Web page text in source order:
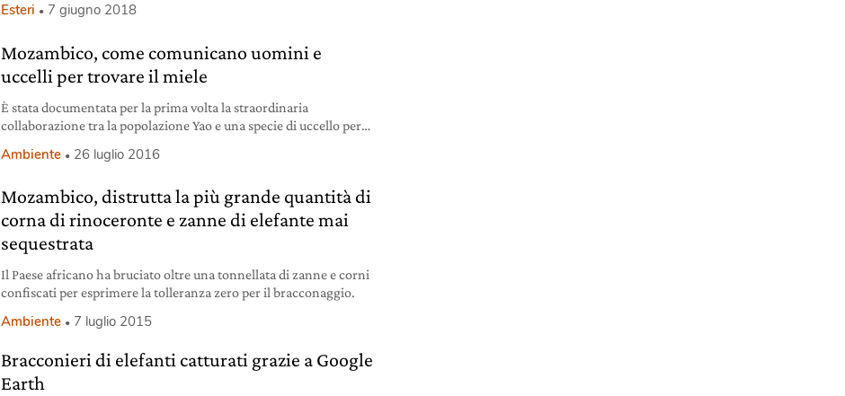
Esteri 7 giugno 2018
Mozambico, come comunicano uomini e
uccelli per trovare il miele
È stata documentata per la prima volta la straordinaria
collaborazione tra la popolazione Yao e una specie di uccello per
Ambiente 26 luglio 2016
Mozambico, distrutta la più grande quantità di
corna di rinoceronte e zanne di elefante mai
sequestrata
Il Paese africano ha bruciato oltre una tonnellata di zanne e corni
confiscati per esprimere la tolleranza zero per il bracconaggio.
Ambiente 7 luglio 2015
Bracconieri di elefanti catturati grazie a Google
Earth